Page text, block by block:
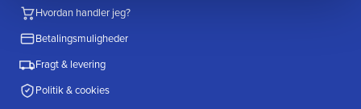
Hvordan handler jeg?
Betalingsmuligheder
Fragt & levering
Politik & cookies